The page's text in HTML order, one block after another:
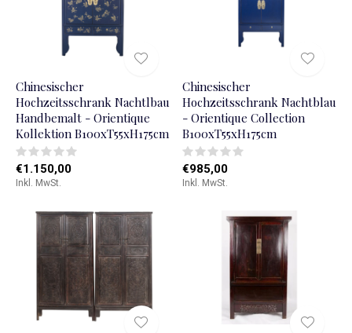
Chinesischer
Hochzeitsschrank Nachtlbau
Handbemalt - Orientique
Kollektion B100xT55xH175cm
€1.150,00
Inkl. MwSt.
Chinesischer
Hochzeitsschrank Nachtblau
- Orientique Collection
B100xT55xH175cm
€985,00
Inkl. MwSt.